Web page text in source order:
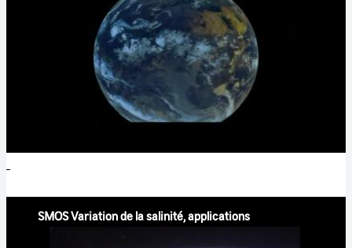
SMOS Variation de la salinité, applications